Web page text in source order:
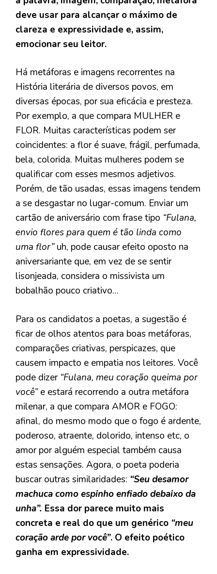
deve usar para alcançar o máximo de
clareza e expressividade e, assim,
emocionar seu leitor.
Há metáforas e imagens recorrentes na
História literária de diversos povos, em
diversas épocas, por sua eficácia e presteza.
Por exemplo, a que compara MULHER e
FLOR. Muitas características podem ser
coincidentes: a flor é suave, frágil, perfumada,
bela, colorida. Muitas mulheres podem se
qualificar com esses mesmos adjetivos.
Porém, de tão usadas, essas imagens tendem
a se desgastar no lugar-comum. Enviar um
cartão de aniversário com frase tipo “Fulana,
envio flores para quem é tão linda como
uma flor”uh, pode causar efeito oposto na
aniversariante que, em vez de se sentir
lisonjeada, considera o missivista um
bobalhão pouco criativo…
Para os candidatos a poetas, a sugestão é
ficar de olhos atentos para boas metáforas,
comparações criativas, perspicazes, que
causem impacto e empatia nos leitores. Você
pode dizer “Fulana, meu coração queima por
você”e estará recorrendo a outra metáfora
milenar, a que compara AMOR e FOGO:
afinal, do mesmo modo que o fogo é ardente,
poderoso, atraente, dolorido, intenso etc, o
amor por alguém especial também causa
estas sensações. Agora, o poeta poderia
buscar outras similaridades: “Seu desamor
machuca como espinho enfiado debaixo da
unha”. Essa dor parece muito mais
concreta e real do que um genérico “meu
coração arde por você”. O efeito poético
ganha em expressividade.